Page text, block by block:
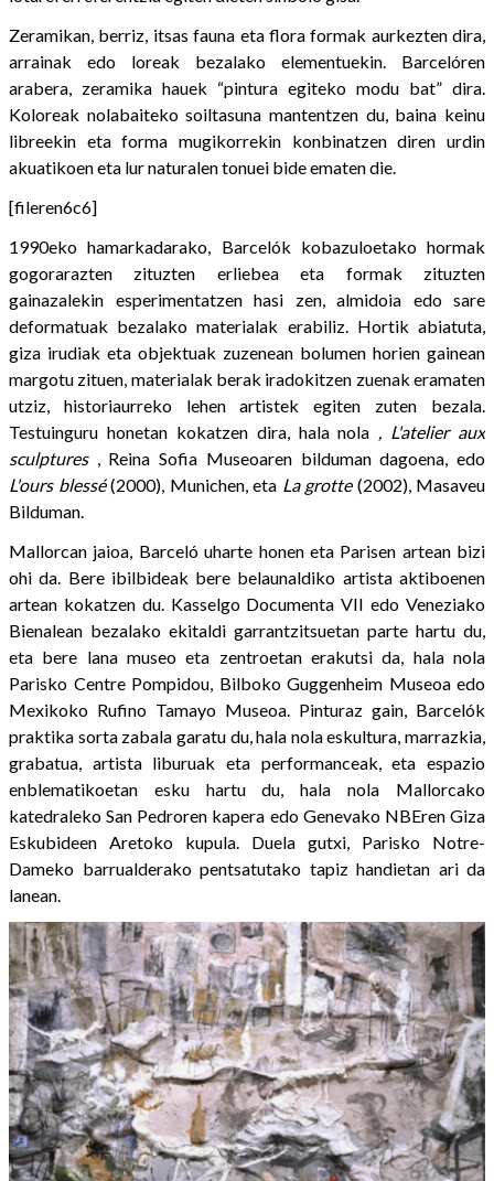
Zeramikan, berriz, itsas fauna eta flora formak aurkezten dira,
arrainak edo loreak bezalako elementuekin. Barcelóren
arabera, zeramika hauek “pintura egiteko modu bat” dira.
Koloreak nolabaiteko soiltasuna mantentzen du, baina keinu
libreekin eta forma mugikorrekin konbinatzen diren urdin
akuatikoen eta lur naturalen tonuei bide ematen die.
[fileren6c6]
1990eko hamarkadarako, Barcelók kobazuloetako hormak
gogorarazten zituzten erliebea eta formak zituzten
gainazalekin esperimentatzen hasi zen, almidoia edo sare
deformatuak bezalako materialak erabiliz. Hortik abiatuta,
giza irudiak eta objektuak zuzenean bolumen horien gainean
margotu zituen, materialak berak iradokitzen zuenak eramaten
utziz, historiaurreko lehen artistek egiten zuten bezala.
Testuinguru honetan kokatzen dira, hala nola , L'atelier aux
sculptures, Reina Sofia Museoaren bilduman dagoena, edo
L'ours blessé(2000), Munichen, eta La grotte(2002), Masaveu
Bilduman.
Mallorcan jaioa, Barceló uharte honen eta Parisen artean bizi
ohi da. Bere ibilbideak bere belaunaldiko artista aktiboenen
artean kokatzen du. Kasselgo Documenta VII edo Veneziako
Bienalean bezalako ekitaldi garrantzitsuetan parte hartu du,
eta bere lana museo eta zentroetan erakutsi da, hala nola
Parisko Centre Pompidou, Bilboko Guggenheim Museoa edo
Mexikoko Rufino Tamayo Museoa. Pinturaz gain, Barcelók
praktika sorta zabala garatu du, hala nola eskultura, marrazkia,
grabatua, artista liburuak eta performanceak, eta espazio
enblematikoetan esku hartu du, hala nola Mallorcako
katedraleko San Pedroren kapera edo Genevako NBEren Giza
Eskubideen Aretoko kupula. Duela gutxi, Parisko Notre-
Dameko barrualderako pentsatutako tapiz handietan ari da
lanean.